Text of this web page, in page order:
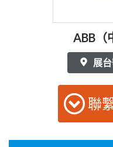
ABB（
展
聯